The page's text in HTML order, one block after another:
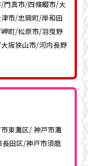
門真市/四條畷市/大
市/忠岡町/岸和田
町/松原市/羽曳野
阪狭山市/河内長野
東灘区/ 神戸市灘
田区/神戸市須磨